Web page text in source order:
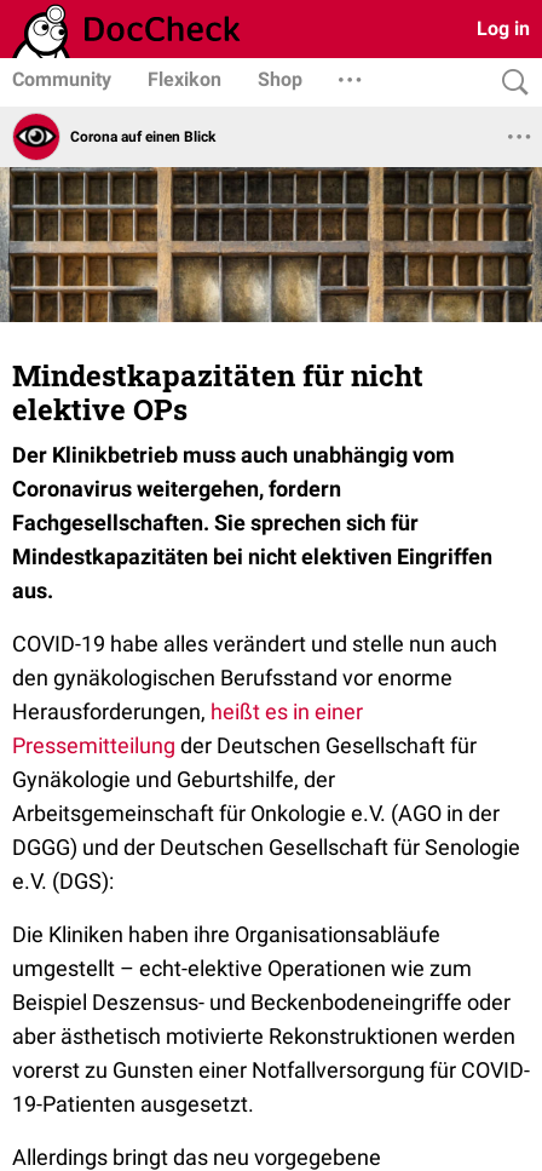
Log in
Community Flexikon Shop
Corona auf einen Blick
Mindestkapazitäten für nicht
elektive OPs
Der Klinikbetrieb muss auch unabhängig vom
Coronavirus weitergehen, fordern
Fachgesellschaften. Sie sprechen sich für
Mindestkapazitäten bei nicht elektiven Eingriffen
aus.
COVID-19 habe alles verändert und stelle nun auch
den gynäkologischen Berufsstand vor enorme
Herausforderungen, heißt es in einer
Pressemitteilung der Deutschen Gesellschaft für
Gynäkologie und Geburtshilfe, der
Arbeitsgemeinschaft für Onkologie e.V. (AGO in der
DGGG) und der Deutschen Gesellschaft für Senologie
e.V. (DGS):
Die Kliniken haben ihre Organisationsabläufe
umgestellt – echt-elektive Operationen wie zum
Beispiel Deszensus- und Beckenbodeneingriffe oder
aber ästhetisch motivierte Rekonstruktionen werden
vorerst zu Gunsten einer Notfallversorgung für COVID-
19-Patienten ausgesetzt.
Allerdings bringt das neu vorgegebene